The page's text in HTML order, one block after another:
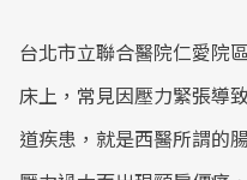
台北市立聯合醫院仁愛院
床上，常見因壓力緊張導
道疾患，就是西醫所謂的